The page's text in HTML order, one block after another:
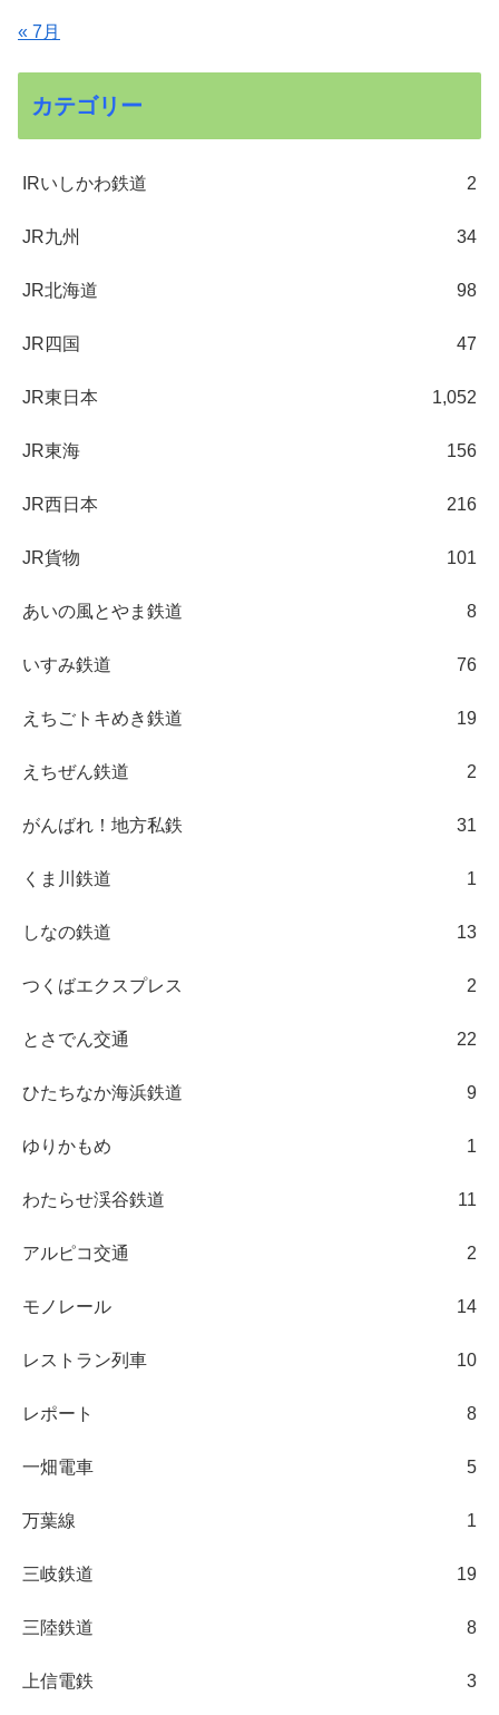
« 7月
カテゴリー
IRいしかわ鉄道 2
JR九州 34
JR北海道 98
JR四国 47
JR東日本 1,052
JR東海 156
JR西日本 216
JR貨物 101
あいの風とやま鉄道 8
いすみ鉄道 76
えちごトキめき鉄道 19
えちぜん鉄道 2
がんばれ！地方私鉄 31
くま川鉄道 1
しなの鉄道 13
つくばエクスプレス 2
とさでん交通 22
ひたちなか海浜鉄道 9
ゆりかもめ 1
わたらせ渓谷鉄道 11
アルピコ交通 2
モノレール 14
レストラン列車 10
レポート 8
一畑電車 5
万葉線 1
三岐鉄道 19
三陸鉄道 8
上信電鉄 3